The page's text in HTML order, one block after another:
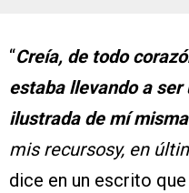
“Creía, de todo
estaba llevando a
ilustrada de mí misma
mis recursosy, en
dice en un escrito